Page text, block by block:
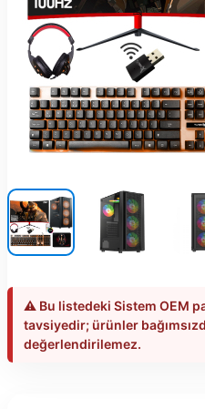
⚠️ Bu listedeki Sistem OEM
tavsiyedir; ürünler
değerlendirilemez.